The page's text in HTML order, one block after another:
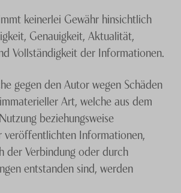
keinerlei Gewähr hinsichtlich
Genauigkeit, Aktualität,
Vollständigkeit der Informationen.
gegen den Autor wegen Schäden
Art, welche aus dem
beziehungsweise
veröffentlichten Informationen,
der Verbindung oder durch
entstanden sind, werden